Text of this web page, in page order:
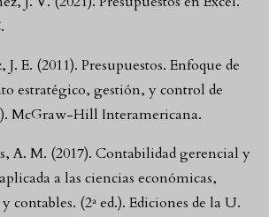
E. (2011). Presupuestos. Enfoque de
estratégico, gestión, y control de
McGraw-Hill Interamericana.
A. M. (2017). Contabilidad gerencial y
a las ciencias económicas,
contables. (2ª ed.). Ediciones de la U.